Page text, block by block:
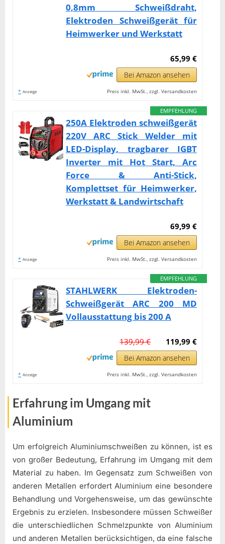
0,8mm Schweißdraht,
Elektroden Schweißgerät für
Heimwerker und Werkstatt
65,99 €
Bei Amazon ansehen
* Anzeige Preis inkl. MwSt., zzgl. Versandkosten
EMPFEHLUNG
250A Elektroden schweißgerät
220V ARC Stick Welder mit
LED-Display, tragbarer IGBT
Inverter mit Hot Start, Arc
Force & Anti-Stick,
Komplettset für Heimwerker,
Werkstatt & Landwirtschaft
69,99 €
Bei Amazon ansehen
* Anzeige Preis inkl. MwSt., zzgl. Versandkosten
EMPFEHLUNG
STAHLWERK Elektroden-
Schweißgerät ARC 200 MD
Vollausstattung bis 200 A
119,99 €
139,99 €
Bei Amazon ansehen
* Anzeige Preis inkl. MwSt., zzgl. Versandkosten
Erfahrung im Umgang mit
Aluminium
Um erfolgreich Aluminiumschweißen zu können, ist es
von großer Bedeutung, Erfahrung im Umgang mit dem
Material zu haben. Im Gegensatz zum Schweißen von
anderen Metallen erfordert Aluminium eine besondere
Behandlung und Vorgehensweise, um das gewünschte
Ergebnis zu erzielen. Insbesondere müssen Schweißer
die unterschiedlichen Schmelzpunkte von Aluminium
und anderen Metallen berücksichtigen, da eine falsche